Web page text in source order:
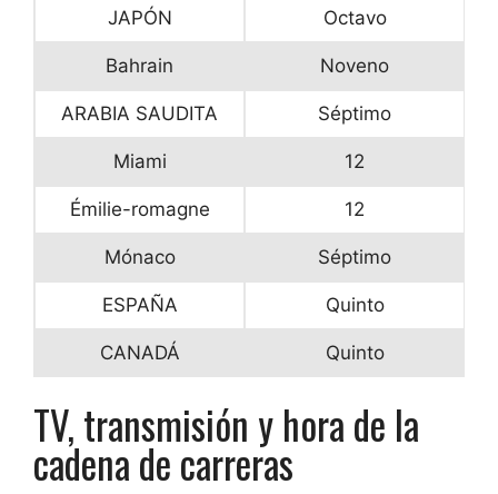
JAPÓN Octavo
Bahrain Noveno
ARABIA SAUDITA Séptimo
Miami 12
Émilie-romagne 12
Mónaco Séptimo
ESPAÑA Quinto
CANADÁ Quinto
TV, transmisión y hora de la
cadena de carreras